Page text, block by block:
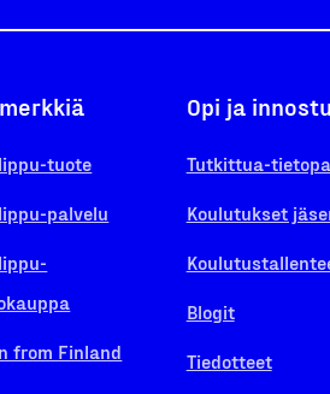
tuote
palvelu
from Finland
Opi ja innostu
Tutkittua-
Koulutukset
Blogit
Tiedotteet